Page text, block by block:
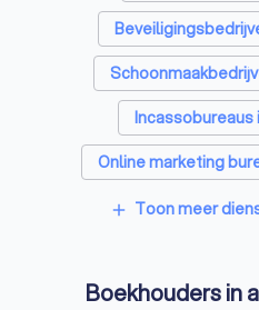
Online marketing
Tekstschrijvers
SEO-
add Toon meer
Boekhouders in